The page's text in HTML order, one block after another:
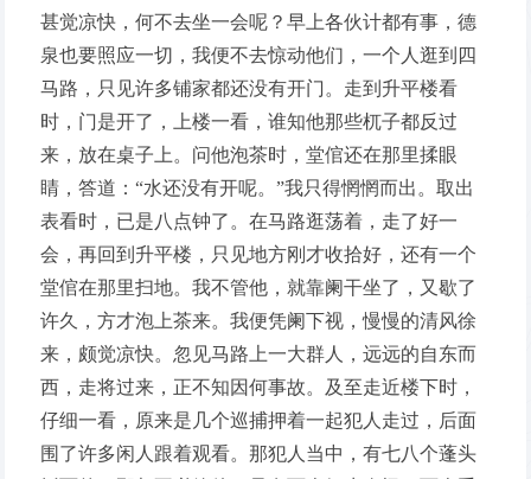
甚觉凉快，何不去坐一会呢？早上各伙计都有事，德
泉也要照应一切，我便不去惊动他们，一个人逛到四
马路，只见许多铺家都还没有开门。走到升平楼看
时，门是开了，上楼一看，谁知他那些杌子都反过
来，放在桌子上。问他泡茶时，堂倌还在那里揉眼
睛，答道：“水还没有开呢。”我只得惘惘而出。取出
表看时，已是八点钟了。在马路逛荡着，走了好一
会，再回到升平楼，只见地方刚才收拾好，还有一个
堂倌在那里扫地。我不管他，就靠阑干坐了，又歇了
许久，方才泡上茶来。我便凭阑下视，慢慢的清风徐
来，颇觉凉快。忽见马路上一大群人，远远的自东而
西，走将过来，正不知因何事故。及至走近楼下时，
仔细一看，原来是几个巡捕押着一起犯人走过，后面
围了许多闲人跟着观看。那犯人当中，有七八个蓬头